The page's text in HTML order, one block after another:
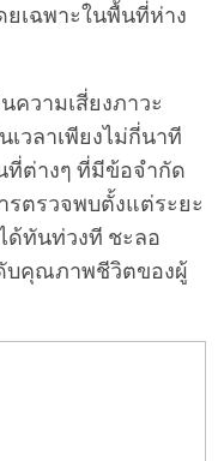
เฉพาะในพื้นที่ห่าง
ความเสี่ยงภาวะ
เวลาเพียงไม่กี่นาที
ที่ต่างๆ ที่มีข้อจำกัด
ตรวจพบตั้งแต่ระยะ
ด้ทันท่วงที ชะลอ
บคุณภาพชีวิตของผู้